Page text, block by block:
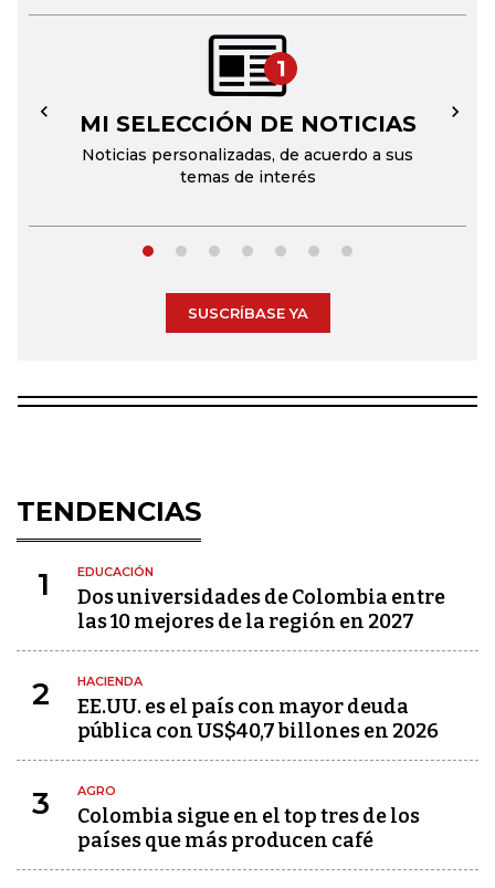
1
MI SELECCIÓN DE NOTICIAS
Noticias personalizadas, de acuerdo a sus
temas de interés
← →
SUSCRÍBASE YA
TENDENCIAS
1 EDUCACIÓN
Dos universidades de Colombia entre
las 10 mejores de la región en 2027
2 HACIENDA
EE.UU. es el país con mayor deuda
pública con US$40,7 billones en 2026
3 AGRO
Colombia sigue en el top tres de los
países que más producen café